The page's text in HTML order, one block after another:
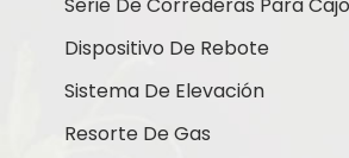
Nuevos Productos
Dispositivo De Rebote
Sistema De Elevación
Resorte De Gas